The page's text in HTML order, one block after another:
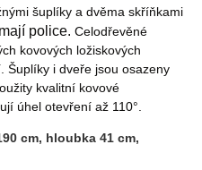
šuplíky a dvěma skříňkami
police. Celodřevěné
kovových ložiskových
Šuplíky i dveře jsou osazeny
kvalitní kovové
úhel otevření až 110°.
cm, hloubka 41 cm,